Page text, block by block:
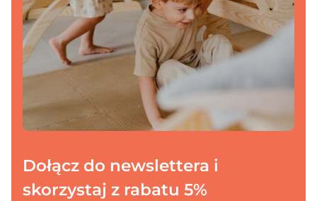
Dołącz do newslettera i
skorzystaj z rabatu 5%